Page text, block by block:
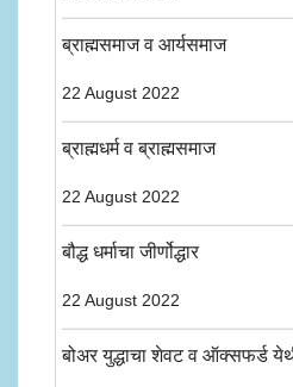
ब्राह्मसमाज व आर्यसमाज
22 August 2022
ब्राह्मधर्म व ब्राह्मसमाज
22 August 2022
बौद्ध धर्माचा जीर्णोद्धार
22 August 2022
बोअर युद्धाचा शेवट व ऑक्सफर्ड